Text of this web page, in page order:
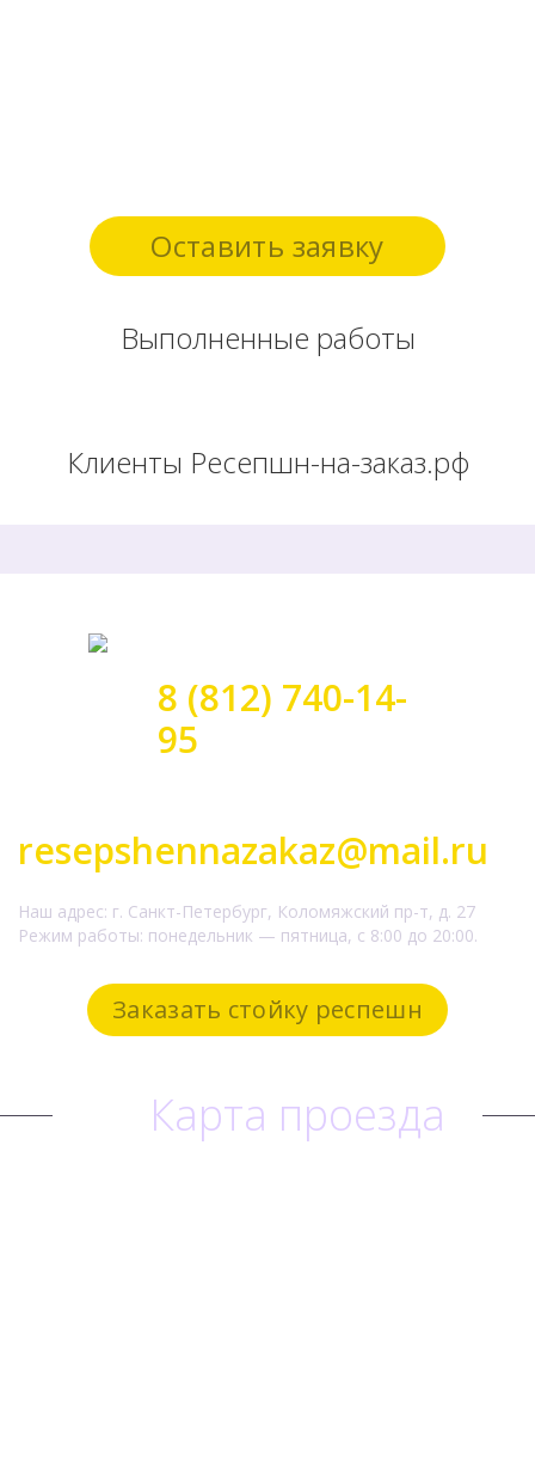
Оставить заявку
Выполненные работы
Клиенты Ресепшн-на-заказ.рф
8 (812) 740-14-
95
resepshennazakaz@mail.ru
Наш адрес: г. Санкт-Петербург, Коломяжский пр-т, д. 27
Режим работы: понедельник — пятница, с 8:00 до 20:00.
Заказать стойку респешн
Карта проезда